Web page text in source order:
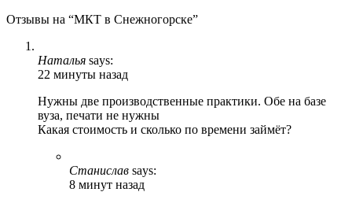
Отзывы на “МКТ в Снежногорске”
Наталья says:
22 минуты назад
Нужны две производственные практики. Обе на базе
вуза, печати не нужны
Какая стоимость и сколько по времени займёт?
Станислав says:
8 минут назад